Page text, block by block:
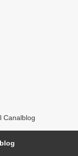
Canalblog